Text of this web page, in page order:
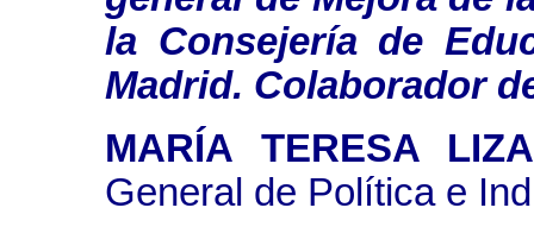
la Consejería de
Madrid. Colaborador
MARÍA TERESA
General de Política e